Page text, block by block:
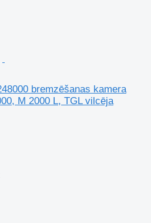
bremzēšanas kamera
M 2000 L, TGL vilcēja